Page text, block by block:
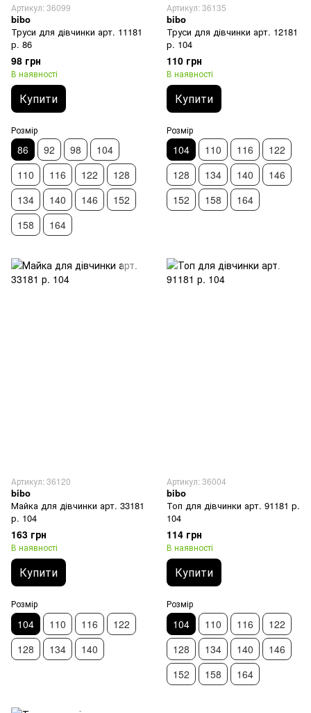
Артикул: 36099
bibo
Труси для дівчинки арт. 11181
р. 86
98 грн
В наявності
Купити
Розмір
86 92 98
104
110
116 122
128
134
140 146
152
158
164
Артикул: 36135
bibo
Труси для дівчинки арт. 12181
р. 104
110 грн
В наявності
Купити
Розмір
104 110 116
122
128
134 140
146
152
158 164
Артикул: 36120
bibo
Майка для дівчинки арт. 33181
р. 104
163 грн
В наявності
Купити
Розмір
104 110 116
122
128
134 140
Артикул: 36004
bibo
Топ для дівчинки арт. 91181 р.
104
114 грн
В наявності
Купити
Розмір
104 110 116
122
128
134 140
146
152
158 164